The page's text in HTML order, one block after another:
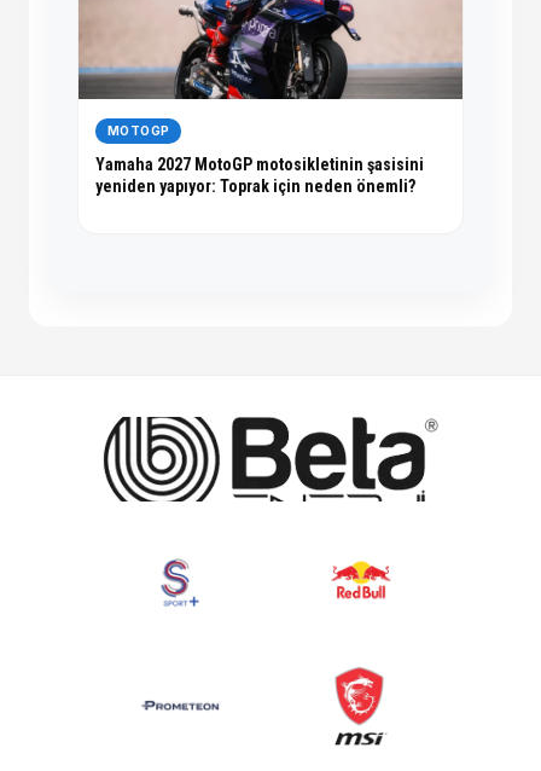
MOTOGP
Yamaha 2027 MotoGP motosikletinin şasisini
yeniden yapıyor: Toprak için neden önemli?